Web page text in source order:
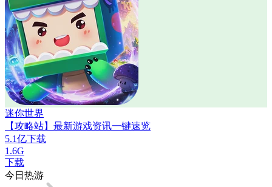
迷你世界
【攻略站】最新游戏资讯一键速览
5.1亿下载
1.6G
下载
今日热游